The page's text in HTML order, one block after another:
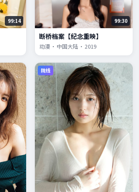
99:14 99:30
断桥档案【纪念重映】
动漫 · 中国大陆 · 2019
院线